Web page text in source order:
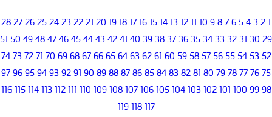
1
2
3
4
5
6
7
8
9
10
11
12
13
14
15
16
17
18
19
20
21
22
23
24
25
26
27
28
29
30
31
32
33
34
35
36
37
38
39
40
41
42
43
44
45
46
47
48
49
50
51
52
53
54
55
56
57
58
59
60
61
62
63
64
65
66
67
68
69
70
71
72
73
74
75
76
77
78
79
80
81
82
83
84
85
86
87
88
89
90
91
92
93
94
95
96
97
98
99
100
101
102
103
104
105
106
107
108
109
110
111
112
113
114
115
116
117
118
119